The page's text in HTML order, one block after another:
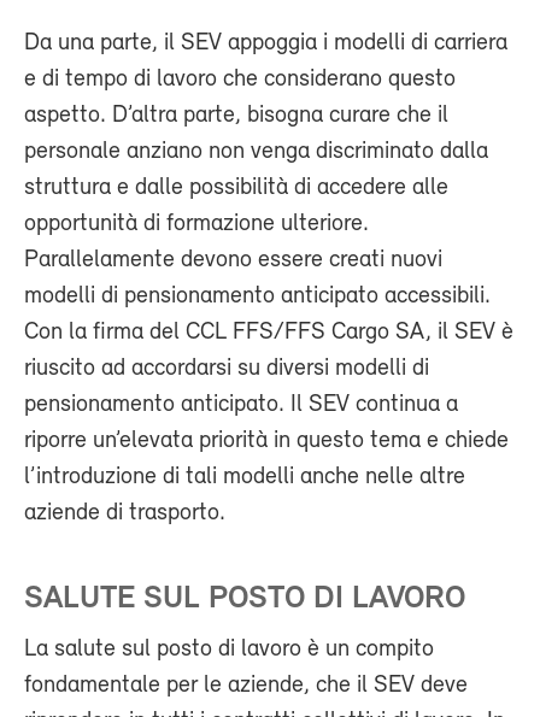
Da una parte, il SEV appoggia i modelli di carriera
e di tempo di lavoro che considerano questo
aspetto. D’altra parte, bisogna curare che il
personale anziano non venga discriminato dalla
struttura e dalle possibilità di accedere alle
opportunità di formazione ulteriore.
Parallelamente devono essere creati nuovi
modelli di pensionamento anticipato accessibili.
Con la firma del CCL FFS/FFS Cargo SA, il SEV è
riuscito ad accordarsi su diversi modelli di
pensionamento anticipato. Il SEV continua a
riporre un’elevata priorità in questo tema e chiede
l’introduzione di tali modelli anche nelle altre
aziende di trasporto.
SALUTE SUL POSTO DI LAVORO
La salute sul posto di lavoro è un compito
fondamentale per le aziende, che il SEV deve